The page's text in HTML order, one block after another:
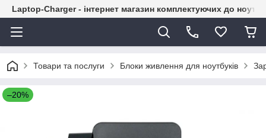
Laptop-Charger - інтернет магазин комплектуючих до
Товари та послуги Блоки живлення для ноутбуків
–20%